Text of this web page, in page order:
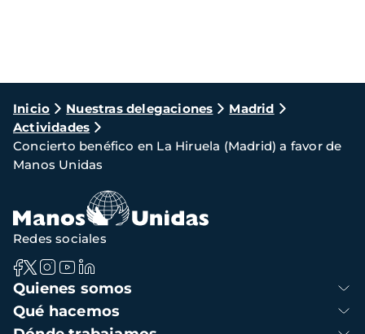
Ruta
de
navegación
Inicio Nuestras delegaciones
Madrid
Actividades
Concierto benéfico en La Hiruela (Madrid) a favor de
Manos Unidas
Navegación
principal
Quienes somos
Qué hacemos
Redes sociales